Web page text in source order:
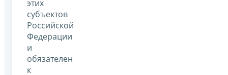
этих
субъектов
Российской
Федерации
и
обязателен
к